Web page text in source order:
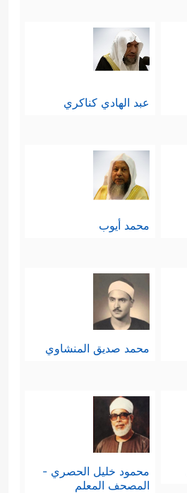
عبد الهادي كناكري
محمد أيوب
محمد صديق المنشاوي
محمود خليل الحصري -
المصحف المعلم